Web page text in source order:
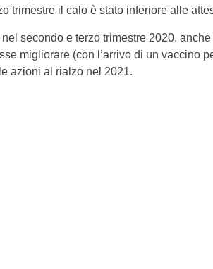
trimestre il calo è stato inferiore alle
secondo e terzo trimestre 2020, anche
migliorare (con l’arrivo di un vaccino
azioni al rialzo nel 2021.